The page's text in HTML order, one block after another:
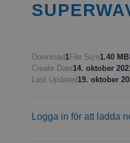
Download 1File Size1.40 MB
Create Date14. oktober
Last Updated 19. oktober
Logga in för att ladda